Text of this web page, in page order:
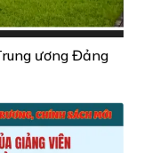
ương Đảng